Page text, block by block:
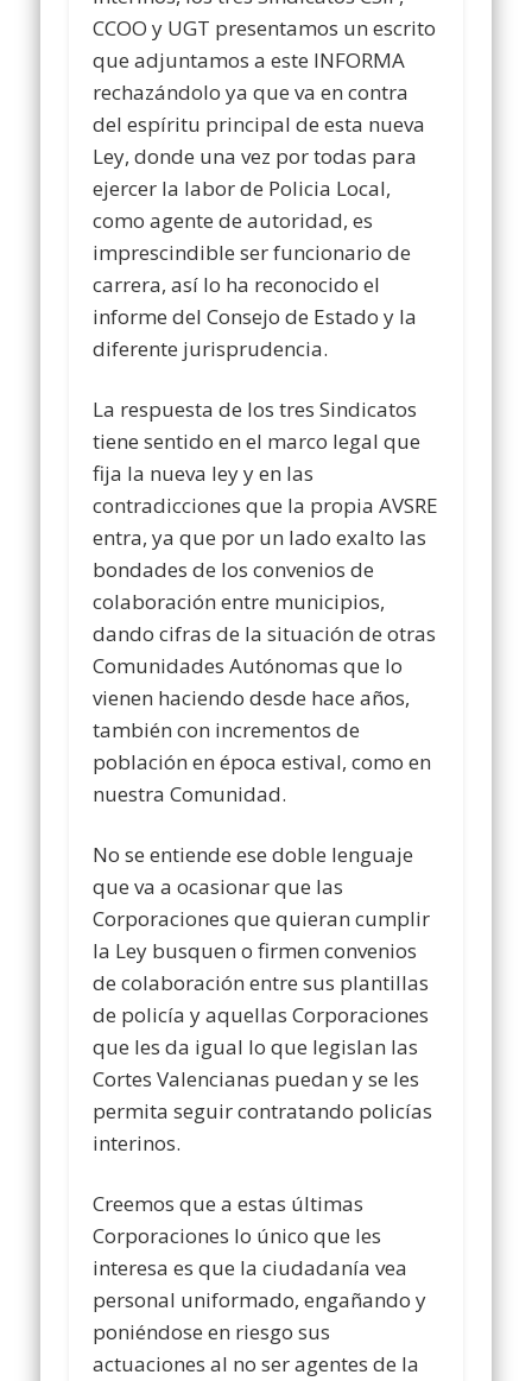
CCOO y UGT presentamos un escrito
que adjuntamos a este INFORMA
rechazándolo ya que va en contra
del espíritu principal de esta nueva
Ley, donde una vez por todas para
ejercer la labor de Policia Local,
como agente de autoridad, es
imprescindible ser funcionario de
carrera, así lo ha reconocido el
informe del Consejo de Estado y la
diferente jurisprudencia.
La respuesta de los tres Sindicatos
tiene sentido en el marco legal que
fija la nueva ley y en las
contradicciones que la propia AVSRE
entra, ya que por un lado exalto las
bondades de los convenios de
colaboración entre municipios,
dando cifras de la situación de otras
Comunidades Autónomas que lo
vienen haciendo desde hace años,
también con incrementos de
población en época estival, como en
nuestra Comunidad.
No se entiende ese doble lenguaje
que va a ocasionar que las
Corporaciones que quieran cumplir
la Ley busquen o firmen convenios
de colaboración entre sus plantillas
de policía y aquellas Corporaciones
que les da igual lo que legislan las
Cortes Valencianas puedan y se les
permita seguir contratando policías
interinos.
Creemos que a estas últimas
Corporaciones lo único que les
interesa es que la ciudadanía vea
personal uniformado, engañando y
poniéndose en riesgo sus
actuaciones al no ser agentes de la